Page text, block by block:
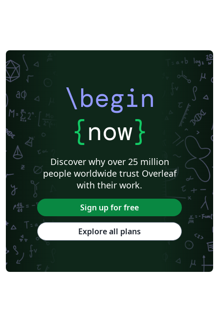
\begin
{now}
Discover why over 25 million
people worldwide trust Overleaf
with their work.
Sign up for free
Explore all plans